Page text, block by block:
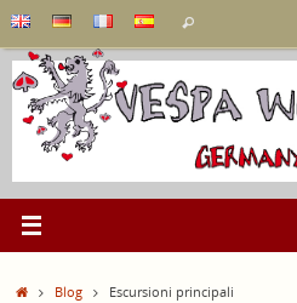
contenuto
Cerca
HomeBlog Escursioni principali